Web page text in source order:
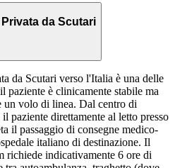
da Scutari
da Scutari verso l'Italia è una delle
paziente è clinicamente stabile ma
volo di linea. Dal centro di
paziente direttamente al letto presso
il passaggio di consegne medico-
italiano di destinazione. Il
richiede indicativamente 6 ore di